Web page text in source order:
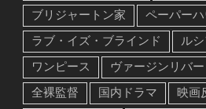
ブリジャートン家
ペーパー
ラブ・イズ・ブラインド
ル
ワンピース
ヴァージンリバー
全裸監督
国内ドラマ
映画